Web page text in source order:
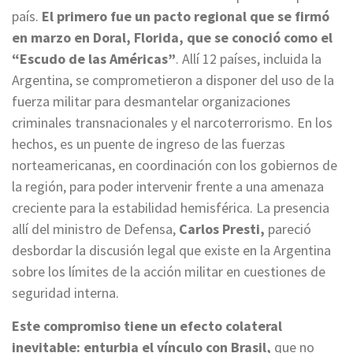
país. El primero fue un pacto regional que se firmó
en marzo en Doral, Florida, que se conoció como el
“Escudo de las Américas”. Allí 12 países, incluida la
Argentina, se comprometieron a disponer del uso de la
fuerza militar para desmantelar organizaciones
criminales transnacionales y el narcoterrorismo. En los
hechos, es un puente de ingreso de las fuerzas
norteamericanas, en coordinación con los gobiernos de
la región, para poder intervenir frente a una amenaza
creciente para la estabilidad hemisférica. La presencia
allí del ministro de Defensa, Carlos Presti, pareció
desbordar la discusión legal que existe en la Argentina
sobre los límites de la acción militar en cuestiones de
seguridad interna.
Este compromiso tiene un efecto colateral
inevitable: enturbia el vínculo con Brasil, que no